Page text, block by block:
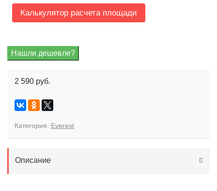
Калькулятор расчета площади
2 590 руб.
Категория: Everest
Описание